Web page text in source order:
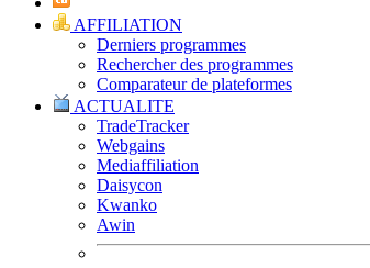
AFFILIATION
Derniers programmes
Rechercher des programmes
Comparateur de plateformes
ACTUALITE
TradeTracker
Webgains
Mediaffiliation
Daisycon
Kwanko
Awin